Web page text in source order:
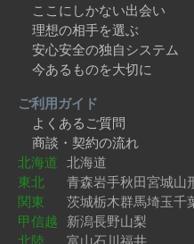
ここにしかない出会い
理想の相手を選ぶ
安心安全の独自システム
今あるものを大切に
ご利用ガイド
よくあるご質問
商談・契約の流れ
北海道 北海道
東北
青森岩手秋田宮城山
関東
茨城栃木群馬埼玉千
甲信越 新潟長野山梨
北陸
富山石川福井